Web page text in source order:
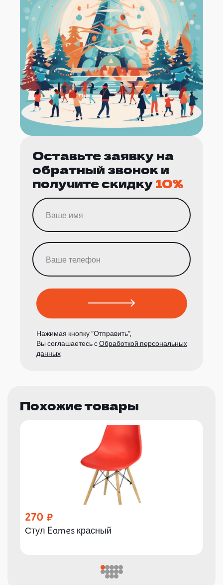
Оставьте заявку на
обратный звонок и
получите скидку10%
Нажимая кнопку “Отправить”,
Вы соглашаетесь сОбработкой персональных
данных
Похожие товары
270
Стул Eames красный